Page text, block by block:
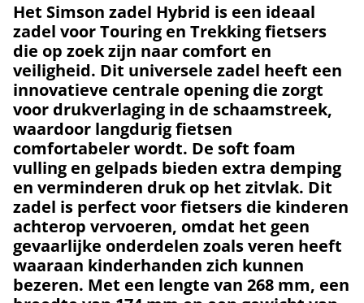
Het Simson zadel Hybrid is een ideaal
zadel voorTouring en Trekkingfietsers
die op zoek zijn naar comfort en
veiligheid. Dit universele zadel heeft een
innovatieve centrale opening die zorgt
voor drukverlaging in de schaamstreek,
waardoor langdurig fietsen
comfortabeler wordt. De soft foam
vulling en gelpads bieden extra demping
en verminderen druk op het zitvlak. Dit
zadel is perfect voor fietsers die kinderen
achterop vervoeren, omdat het geen
gevaarlijke onderdelen zoals veren heeft
waaraan kinderhanden zich kunnen
bezeren. Met een lengte van 268 mm, een